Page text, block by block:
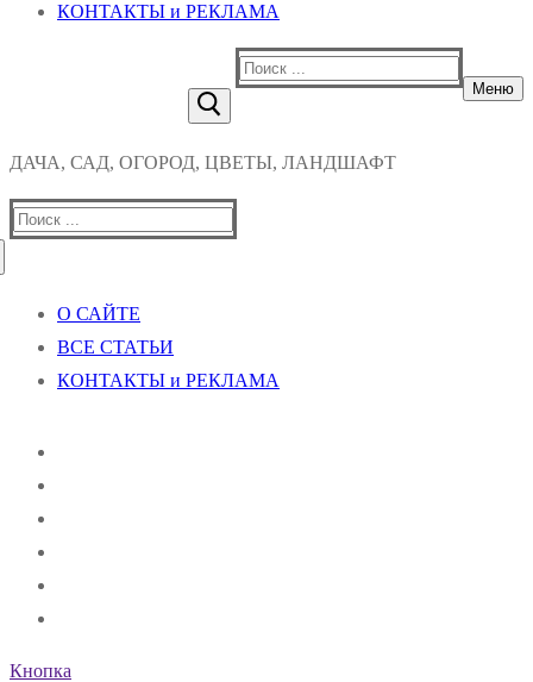
КОНТАКТЫ и РЕКЛАМА
Найти:
Меню
ДАЧА, САД, ОГОРОД, ЦВЕТЫ, ЛАНДШАФТ
Найти:
О САЙТЕ
ВСЕ СТАТЬИ
КОНТАКТЫ и РЕКЛАМА
Кнопка